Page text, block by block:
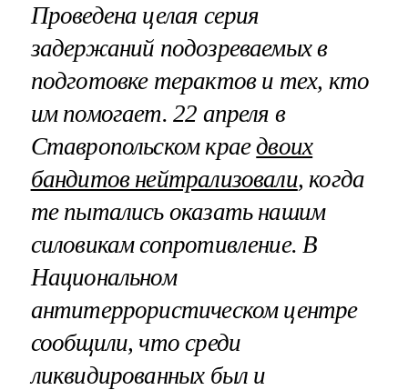
Проведена целая серия
задержаний подозреваемых в
подготовке терактов и тех, кто
им помогает. 22 апреля в
Ставропольском краедвоих
бандитов нейтрализовали, когда
те пытались оказать нашим
силовикам сопротивление. В
Национальном
антитеррористическом центре
сообщили, что среди
ликвидированных был и